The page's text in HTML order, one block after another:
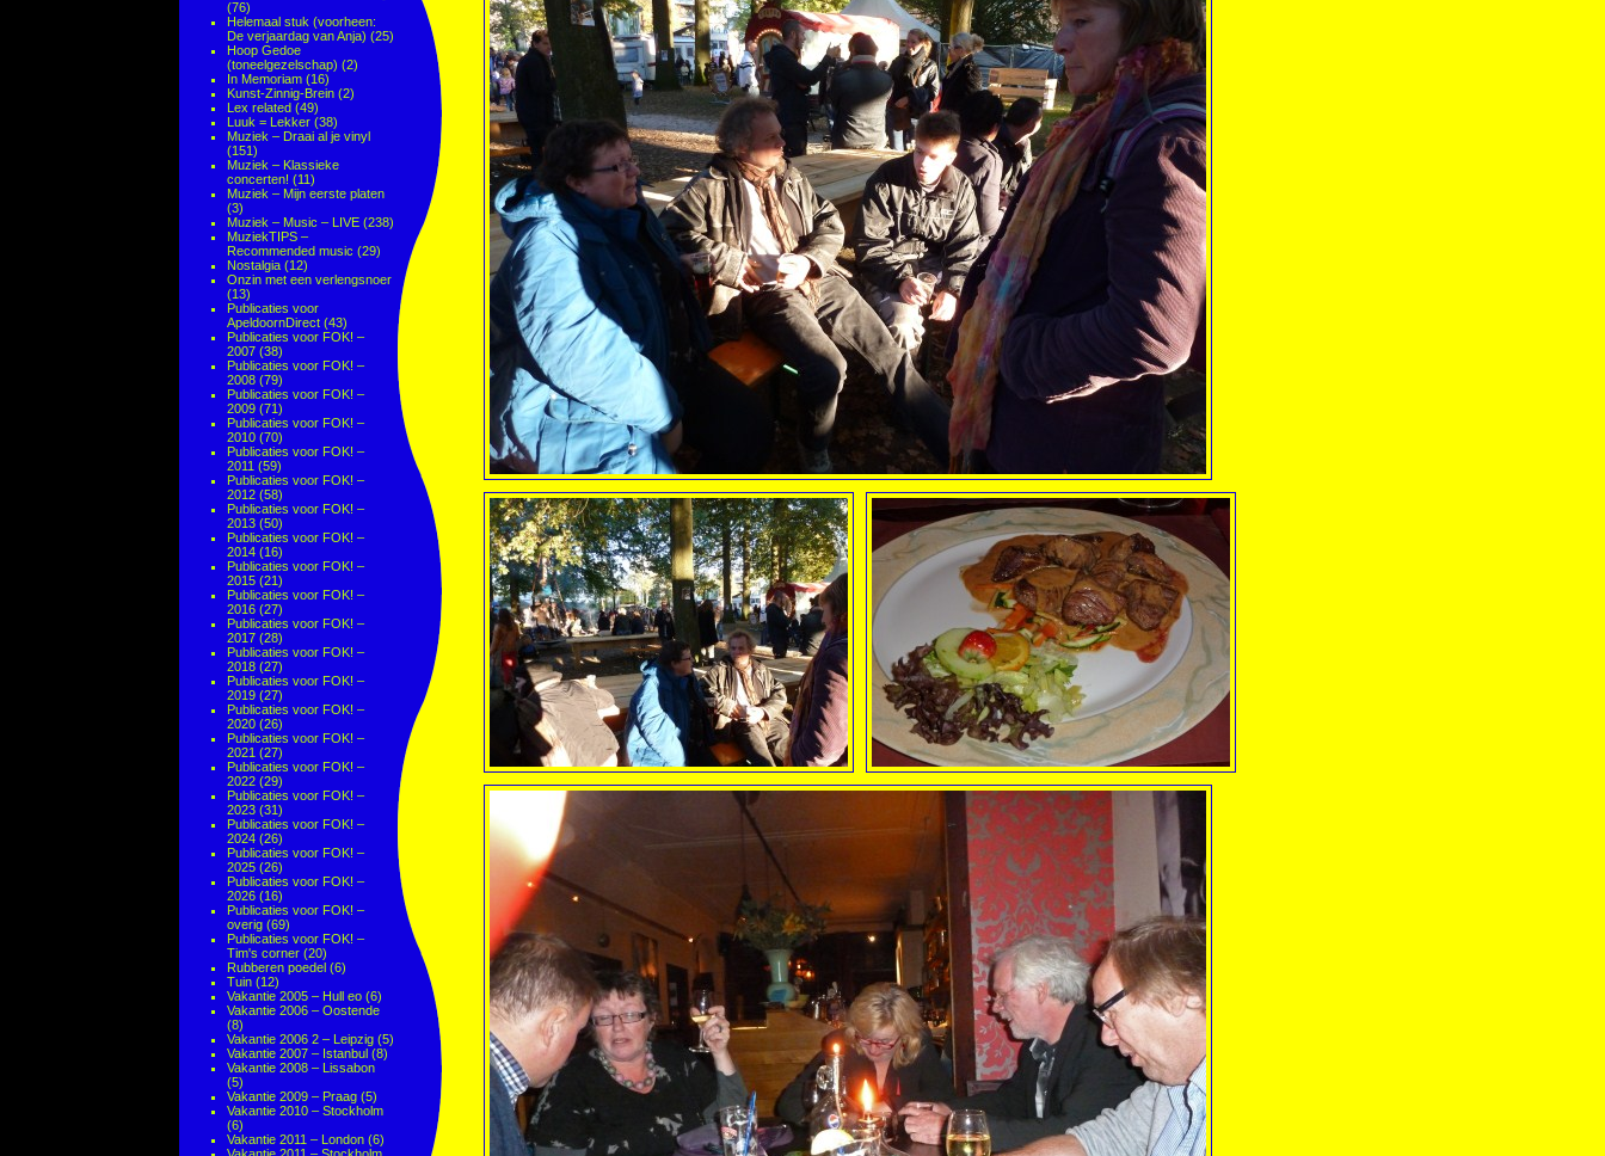
(76)
Helemaal stuk (voorheen:
De verjaardag van Anja) (25)
Hoop Gedoe
(toneelgezelschap) (2)
In Memoriam (16)
Kunst-Zinnig-Brein (2)
Lex related (49)
Luuk = Lekker (38)
Muziek – Draai al je vinyl
(151)
Muziek – Klassieke
concerten! (11)
Muziek – Mijn eerste platen
(3)
Muziek – Music – LIVE (238)
MuziekTIPS –
Recommended music (29)
Nostalgia (12)
Onzin met een verlengsnoer
(13)
Publicaties voor
ApeldoornDirect (43)
Publicaties voor FOK! –
2007 (38)
Publicaties voor FOK! –
2008 (79)
Publicaties voor FOK! –
2009 (71)
Publicaties voor FOK! –
2010 (70)
Publicaties voor FOK! –
2011 (59)
Publicaties voor FOK! –
2012 (58)
Publicaties voor FOK! –
2013 (50)
Publicaties voor FOK! –
2014 (16)
Publicaties voor FOK! –
2015 (21)
Publicaties voor FOK! –
2016 (27)
Publicaties voor FOK! –
2017 (28)
Publicaties voor FOK! –
2018 (27)
Publicaties voor FOK! –
2019 (27)
Publicaties voor FOK! –
2020 (26)
Publicaties voor FOK! –
2021 (27)
Publicaties voor FOK! –
2022 (29)
Publicaties voor FOK! –
2023 (31)
Publicaties voor FOK! –
2024 (26)
Publicaties voor FOK! –
2025 (26)
Publicaties voor FOK! –
2026 (16)
Publicaties voor FOK! –
overig (69)
Publicaties voor FOK! –
Tim's corner (20)
Rubberen poedel (6)
Tuin (12)
Vakantie 2005 – Hull eo (6)
Vakantie 2006 – Oostende
(8)
Vakantie 2006 2 – Leipzig (5)
Vakantie 2007 – Istanbul (8)
Vakantie 2008 – Lissabon
(5)
Vakantie 2009 – Praag (5)
Vakantie 2010 – Stockholm
(6)
Vakantie 2011 – London (6)